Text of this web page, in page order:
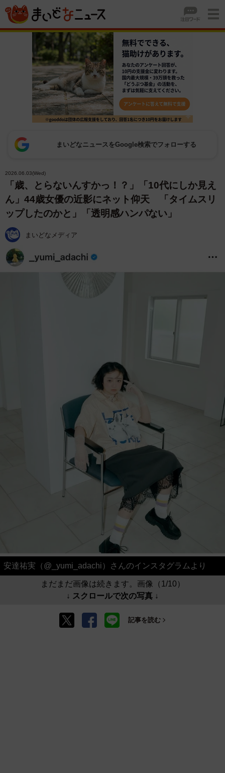
まいどなニュースをGoogle検索でフォローする
2026.06.03(Wed)
「歳、とらないんすかっ！？」「10代にしか見え
ん」44歳女優の近影にネット仰天 「タイムスリ
ップしたのかと」「透明感ハンパない」
まいどなメディア
安達祐実（@_yumi_adachi）さんのインスタグラムより
まだまだ画像は続きます。画像（1/10）
↓ スクロールで次の写真 ↓
記事を読む